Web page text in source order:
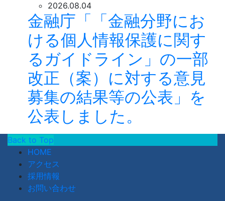
2026.08.04
金融庁「「金融分野にお
ける個人情報保護に関す
るガイドライン」の一部
改正（案）に対する意見
募集の結果等の公表」を
公表しました。
Back to Top
HOME
アクセス
採用情報
お問い合わせ